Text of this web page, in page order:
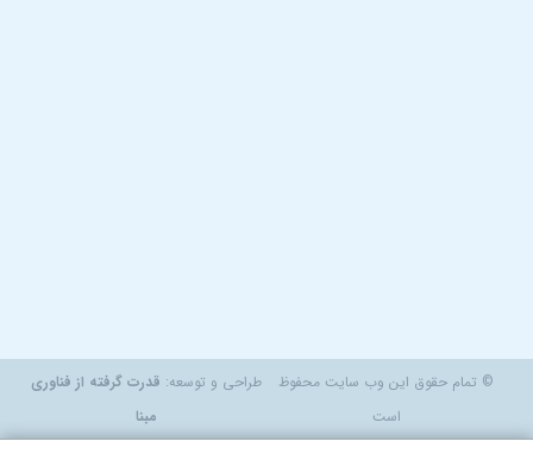
© تمام حقوق این وب سایت محفوظ
است
طراحی و توسعه: قدرت گرفته از فناوری
مبنا